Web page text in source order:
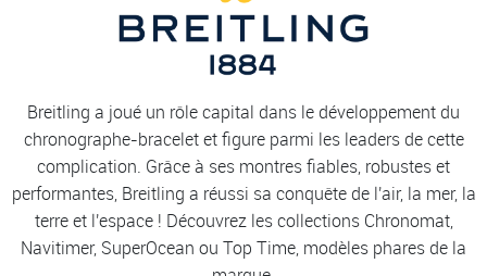
Breitling a joué un rôle capital dans le développement du
chronographe-bracelet et figure parmi les leaders de cette
complication. Grâce à ses montres fiables, robustes et
performantes, Breitling a réussi sa conquête de l'air, la mer, la
terre et l'espace ! Découvrez les collections Chronomat,
Navitimer, SuperOcean ou Top Time, modèles phares de la